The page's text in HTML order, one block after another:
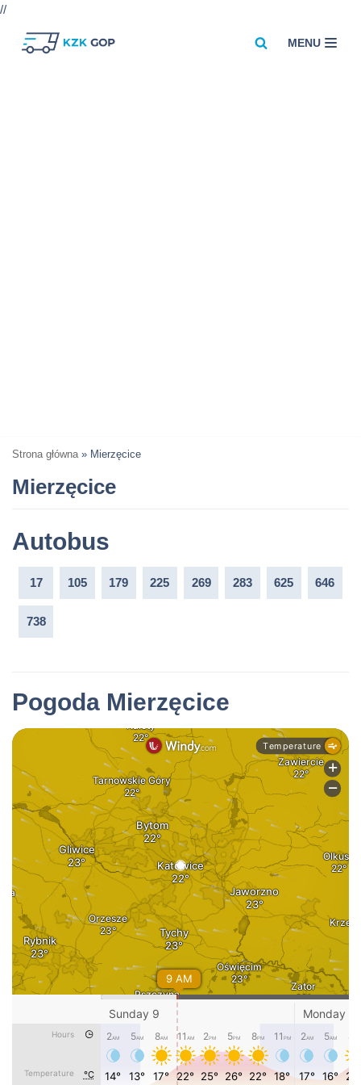
//
MENU
Strona główna » Mierzęcice
Mierzęcice
Autobus
17 105 179 225 269 283 625 646
738
Pogoda Mierzęcice